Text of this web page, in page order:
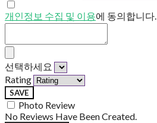
개인정보 수집 및 이용에 동의합니다.
선택하세요
Rating
SAVE
Photo Review
No Reviews Have Been Created.